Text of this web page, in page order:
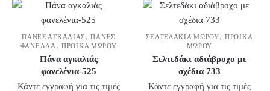
ΠΆΝΕΣ ΑΓΚΑΛΙΆΣ,ΠΆΝΕΣ
ΦΑΝΈΛΛΑ ,ΠΡΟΊΚΑ ΜΩΡΟΎ
Πάνα αγκαλιάς
φανελένια-525
Κάντε εγγραφή για τις τιμές
ΣΕΛΤΕΔΆΚΙΑ ΜΩΡΟΎ,ΠΡΟΊΚΑ
ΜΩΡΟΎ
Σελτεδάκι αδιάβροχο με
σχέδια 733
Κάντε εγγραφή για τις τιμές